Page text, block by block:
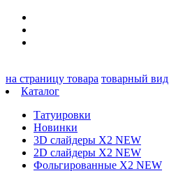
на страницу товара товарный вид
Каталог
Татуировки
Новинки
3D слайдеры X2 NEW
2D слайдеры X2 NEW
Фольгированные X2 NEW